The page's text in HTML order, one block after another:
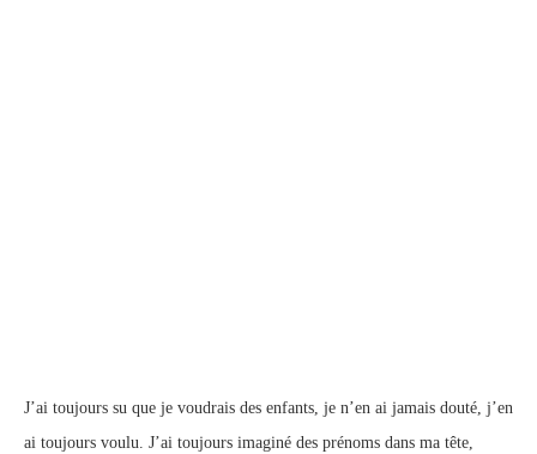
J’ai toujours su que je voudrais des enfants, je n’en ai jamais douté, j’en
ai toujours voulu. J’ai toujours imaginé des prénoms dans ma tête,